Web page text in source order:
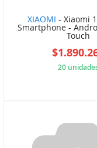
XIAOMI - Xiaomi
Smartphone -
Touch
20